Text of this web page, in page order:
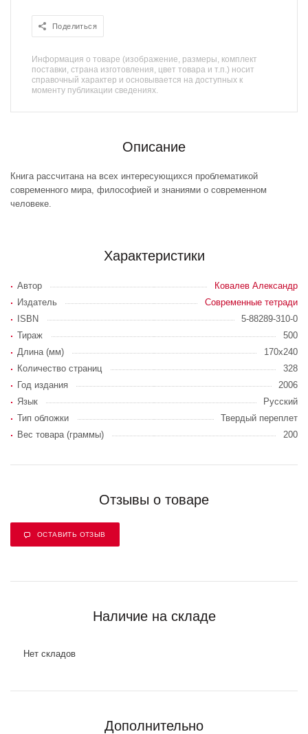
Поделиться
Информация о товаре (изображение, размеры, комплект
поставки, страна изготовления, цвет товара и т.п.) носит
справочный характер и основывается на доступных к
моменту публикации сведениях.
Описание
Книга рассчитана на всех интересующихся проблематикой
современного мира, философией и знаниями о современном
человеке.
Характеристики
Автор
Ковалев Александр
Издатель
Современные тетради
ISBN
5-88289-310-0
Тираж
500
Длина (мм)
170x240
Количество страниц
328
Год издания
2006
Язык
Русский
Тип обложки
Твердый переплет
Вес товара (граммы)
200
Отзывы о товаре
ОСТАВИТЬ ОТЗЫВ
Наличие на складе
Нет складов
Дополнительно